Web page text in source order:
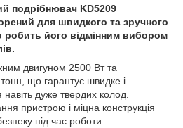
подрібнювач KD5209
для швидкого та зручного
його відмінним вибором
двигуном 2500 Вт та
що гарантує швидке і
дуже твердих колод.
пристрою і міцна конструкція
під час роботи.